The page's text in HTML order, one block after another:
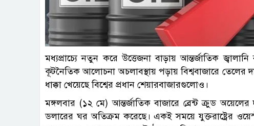
মধ্যপ্রাচ্যে নতুন করে উত্তেজনা বাড়ায় আন্তর্জাতিক
কূটনৈতিক আলোচনা অচলাবস্থায় পড়ায় বিশ্ববাজারে তেলের
ধাক্কা খেয়েছে বিশ্বের প্রধান শেয়ারবাজারগুলোও।
মঙ্গলবার (১২ মে) আন্তর্জাতিক বাজারে ব্রেন্ট ক্রুড
ডলারের ঘর অতিক্রম করেছে। একই সময়ে যুক্তরাষ্ট্রের